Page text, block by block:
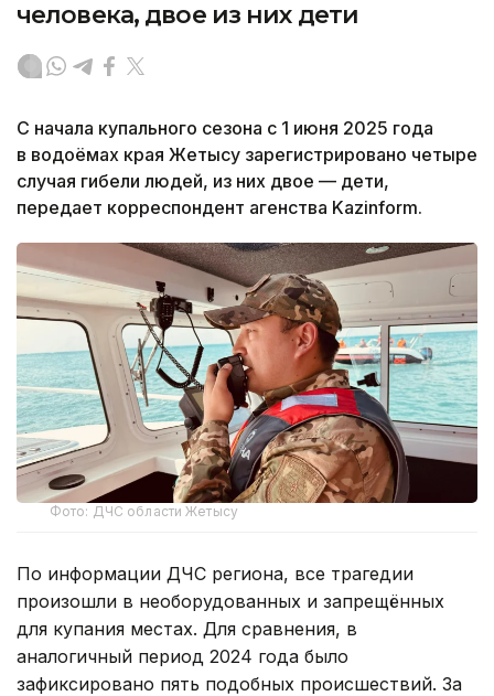
человека, двое из них дети
С начала купального сезона с 1 июня 2025 года
в водоёмах края Жетысу зарегистрировано четыре
случая гибели людей, из них двое — дети,
передает корреспондент агенства Kazinform.
Фото: ДЧС области Жетысу
По информации ДЧС региона, все трагедии
произошли в необорудованных и запрещённых
для купания местах. Для сравнения, в
аналогичный период 2024 года было
зафиксировано пять подобных происшествий. За